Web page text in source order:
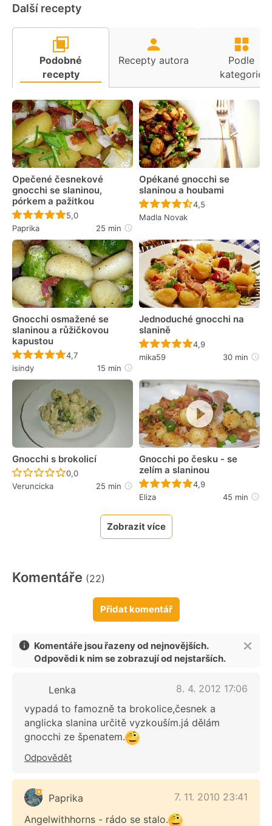
Další recepty
Podobné
recepty
Recepty autora
Podle
kategorie
Opečené česnekové
gnocchi se slaninou,
pórkem a pažitkou
Recept ještě nebyl hodnocen
5,0
Paprika
25 min
Opékané gnocchi se
slaninou a houbami
Recept ještě nebyl
4,5
Madla Novak
Gnocchi osmažené se
slaninou a růžičkovou
kapustou
Recept ještě nebyl hodnocen
4,7
isindy
15 min
Jednoduché gnocchi na
slanině
Recept ještě nebyl
4,9
mika59
30 min
Gnocchi s brokolicí
Recept ještě nebyl hodnocen
0,0
Veruncicka
25 min
Gnocchi po česku - se
zelím a slaninou
Recept ještě nebyl
4,9
Eliza
45 min
Zobrazit více
Komentáře (22)
Přidat komentář
Komentáře jsou řazeny od nejnovějších.
Odpovědi k nim se zobrazují od nejstarších.
Lenka
8. 4. 2012 17:06
vypadá to famozně ta brokolice,česnek a
anglicka slanina určitě vyzkouším.já dělám
gnocchi ze špenatem.
Odpovědět
Paprika
7. 11. 2010 23:41
Angelwithhorns - rádo se stalo.